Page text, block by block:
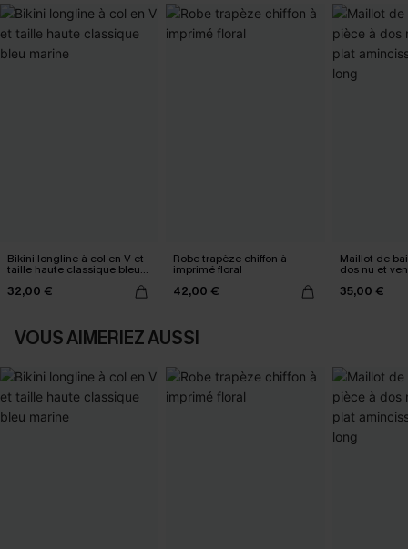
Bikini longline à col en V et
taille haute classique bleu
32,00 €
Robe trapèze chiffon à
imprimé floral
42,00 €
Maillot de
dos nu et
35,00 €
VOUS AIMERIEZ AUSSI